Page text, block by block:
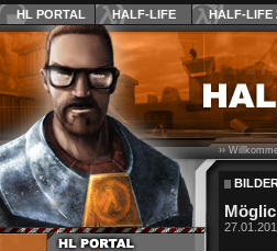
HL PORTAL HALF-LIFE HALF-LIFE
››